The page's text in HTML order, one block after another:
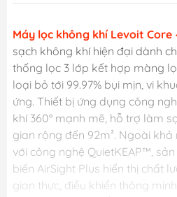
Máy lọc không khí Levoit Core
sạch không khí hiện đại dành
thống lọc 3 lớp kết hợp màng
loại bỏ tới 99.97% bụi mịn, vi
ứng. Thiết bị ứng dụng công
khí 360° mạnh mẽ, hỗ trợ làm
gian rộng đến 92m². Ngoài
với công nghệ QuietKEAP™,
biến AirSight Plus hiển thị chất
gian thực, điều khiển thông